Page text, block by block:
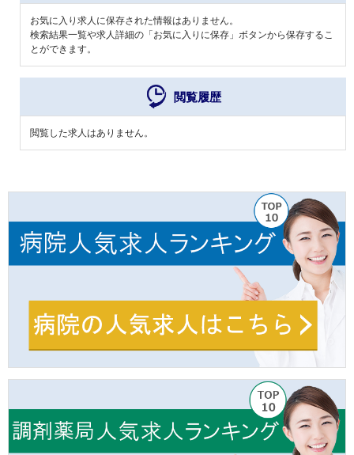
お気に入り求人に保存された情報はありません。
検索結果一覧や求人詳細の「お気に入りに保存」ボタンから保存するこ
とができます。
閲覧履歴
閲覧した求人はありません。